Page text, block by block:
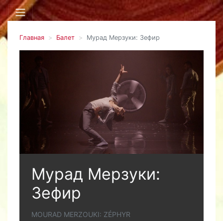
Главная Балет Мурад Мерзуки: Зефир
Мурад Мерзуки:
Зефир
MOURAD MERZOUKI: ZÉPHYR